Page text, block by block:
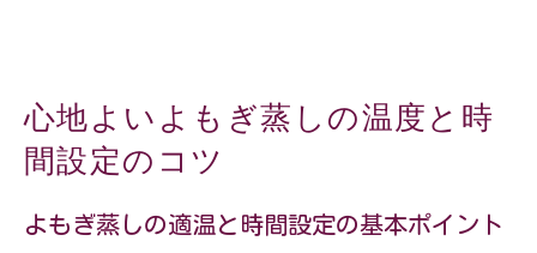
び方
よもぎ蒸しで火傷やのぼせを防ぐ温度設
定
心地よいよもぎ蒸しの温度と時
間設定のコツ
よもぎ蒸しの適温と時間設定の基本ポイント